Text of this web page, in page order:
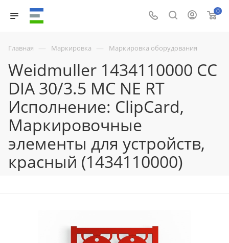
0
Главная — Маркировка — Маркировка оборудования
Weidmuller 1434110000 CC
DIA 30/3.5 MC NE RT
Исполнение: ClipCard,
Маркировочные
элементы для устройств,
красный (1434110000)